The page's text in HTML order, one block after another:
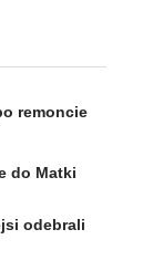
remoncie
do Matki
odebrali